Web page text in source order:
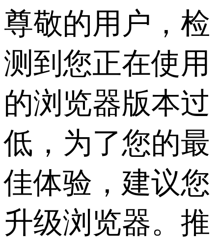
尊敬的用户，检
测到您正在使用
的浏览器版本过
低，为了您的最
佳体验，建议您
升级浏览器。推